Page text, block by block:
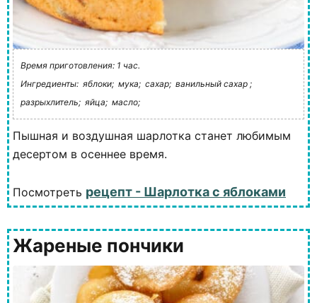
Время приготовления: 1 час.
Ингредиенты: яблоки; мука; сахар; ванильный сахар ;
разрыхлитель; яйца; масло;
Пышная и воздушная шарлотка станет любимым
десертом в осеннее время.
Посмотреть рецепт - Шарлотка с яблоками
Жареные пончики